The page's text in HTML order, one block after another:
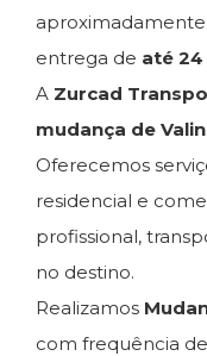
aproximadamente
entrega de até
A Zurcad
mudança de
Oferecemos
residencial e
profissional,
no destino.
Realizamos
com frequência de